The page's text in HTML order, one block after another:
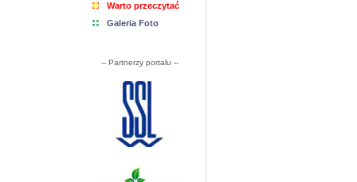
Warto przeczytać
Galeria Foto
-- Partnerzy portalu --